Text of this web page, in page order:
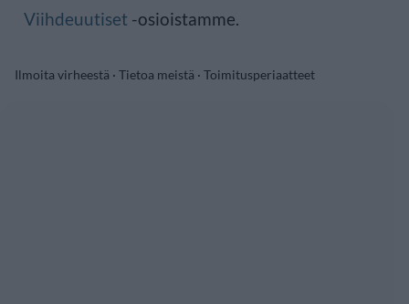
Viihdeuutiset -osioistamme.
Ilmoita virheestä · Tietoa meistä · Toimitusperiaatteet